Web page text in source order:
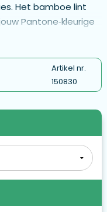
Het bamboe lint
Pantone‑kleurige
- ML1028
Artikel nr.
150830